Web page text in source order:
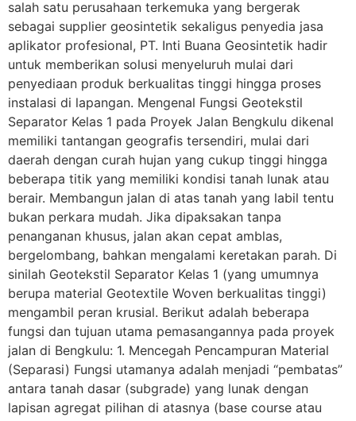
salah satu perusahaan terkemuka yang bergerak
sebagai supplier geosintetik sekaligus penyedia jasa
aplikator profesional, PT. Inti Buana Geosintetik hadir
untuk memberikan solusi menyeluruh mulai dari
penyediaan produk berkualitas tinggi hingga proses
instalasi di lapangan. Mengenal Fungsi Geotekstil
Separator Kelas 1 pada Proyek Jalan Bengkulu dikenal
memiliki tantangan geografis tersendiri, mulai dari
daerah dengan curah hujan yang cukup tinggi hingga
beberapa titik yang memiliki kondisi tanah lunak atau
berair. Membangun jalan di atas tanah yang labil tentu
bukan perkara mudah. Jika dipaksakan tanpa
penanganan khusus, jalan akan cepat amblas,
bergelombang, bahkan mengalami keretakan parah. Di
sinilah Geotekstil Separator Kelas 1 (yang umumnya
berupa material Geotextile Woven berkualitas tinggi)
mengambil peran krusial. Berikut adalah beberapa
fungsi dan tujuan utama pemasangannya pada proyek
jalan di Bengkulu: 1. Mencegah Pencampuran Material
(Separasi) Fungsi utamanya adalah menjadi “pembatas”
antara tanah dasar (subgrade) yang lunak dengan
lapisan agregat pilihan di atasnya (base course atau